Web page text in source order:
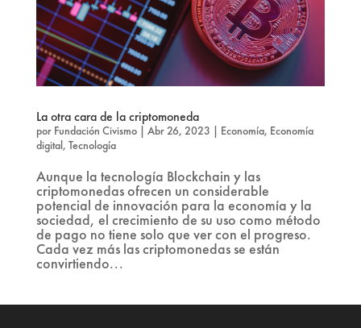
La otra cara de la criptomoneda
por Fundación Civismo| Abr 26, 2023 Economía, Economía
digital , Tecnología
Aunque la tecnología Blockchain y las
criptomonedas ofrecen un considerable
potencial de innovación para la economía y la
sociedad, el crecimiento de su uso como método
de pago no tiene solo que ver con el progreso.
Cada vez más las criptomonedas se están
convirtiendo...